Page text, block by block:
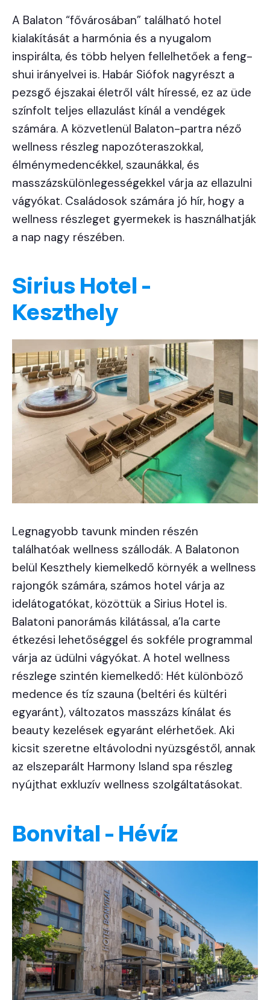
A Balaton “fővárosában” található hotel
kialakítását a harmónia és a nyugalom
inspirálta, és több helyen fellelhetőek a feng-
shui irányelvei is. Habár Siófok nagyrészt a
pezsgő éjszakai életről vált híressé, ez az üde
színfolt teljes ellazulást kínál a vendégek
számára. A közvetlenül Balaton-partra néző
wellness részleg napozóteraszokkal,
élménymedencékkel, szaunákkal, és
masszázskülönlegességekkel várja az ellazulni
vágyókat. Családosok számára jó hír, hogy a
wellness részleget gyermekek is használhatják
a nap nagy részében.
Sirius Hotel -
Keszthely
Legnagyobb tavunk minden részén
találhatóak wellness szállodák. A Balatonon
belül Keszthely kiemelkedő környék a wellness
rajongók számára, számos hotel várja az
idelátogatókat, közöttük a Sirius Hotel is.
Balatoni panorámás kilátással, a’la carte
étkezési lehetőséggel és sokféle programmal
várja az üdülni vágyókat. A hotel wellness
részlege szintén kiemelkedő: Hét különböző
medence és tíz szauna (beltéri és kültéri
egyaránt), változatos masszázs kínálat és
beauty kezelések egyaránt elérhetőek. Aki
kicsit szeretne eltávolodni nyüzsgéstől, annak
az elszeparált Harmony Island spa részleg
nyújthat exkluzív wellness szolgáltatásokat.
Bonvital - Hévíz